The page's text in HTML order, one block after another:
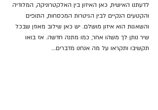
לדעתנו האישית, כאן האיזון בין האלקטרוניקה, המלודיה
והקטעים הנקיים לבין הגיטרות המכסחות, התופים
והשאגות הוא איזון מושלם. יש כאן שילוב מאוזן שבכל
שיר נותן לך משהו אחר, כמו מתנה חדשה. אז בואו
תקשיבו ותקראו על מה אנחנו מדברים...